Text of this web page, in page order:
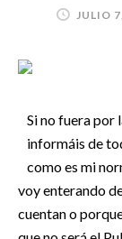
JULIO
Si no fuera por
informáis de
como es mi
voy enterando
cuentan o